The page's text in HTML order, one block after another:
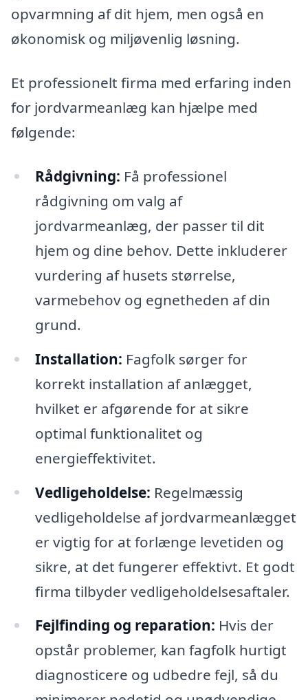
opvarmning af dit hjem, men også en
økonomisk og miljøvenlig løsning.
Et professionelt firma med erfaring inden
for jordvarmeanlæg kan hjælpe med
følgende:
Rådgivning: Få professionel
rådgivning om valg af
jordvarmeanlæg, der passer til dit
hjem og dine behov. Dette inkluderer
vurdering af husets størrelse,
varmebehov og egnetheden af din
grund.
Installation: Fagfolk sørger for
korrekt installation af anlægget,
hvilket er afgørende for at sikre
optimal funktionalitet og
energieffektivitet.
Vedligeholdelse: Regelmæssig
vedligeholdelse af jordvarmeanlægget
er vigtig for at forlænge levetiden og
sikre, at det fungerer effektivt. Et godt
firma tilbyder vedligeholdelsesaftaler.
Fejlfinding og reparation: Hvis der
opstår problemer, kan fagfolk hurtigt
diagnosticere og udbedre fejl, så du